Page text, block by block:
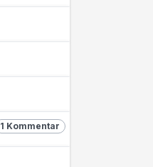
1 Kommentar